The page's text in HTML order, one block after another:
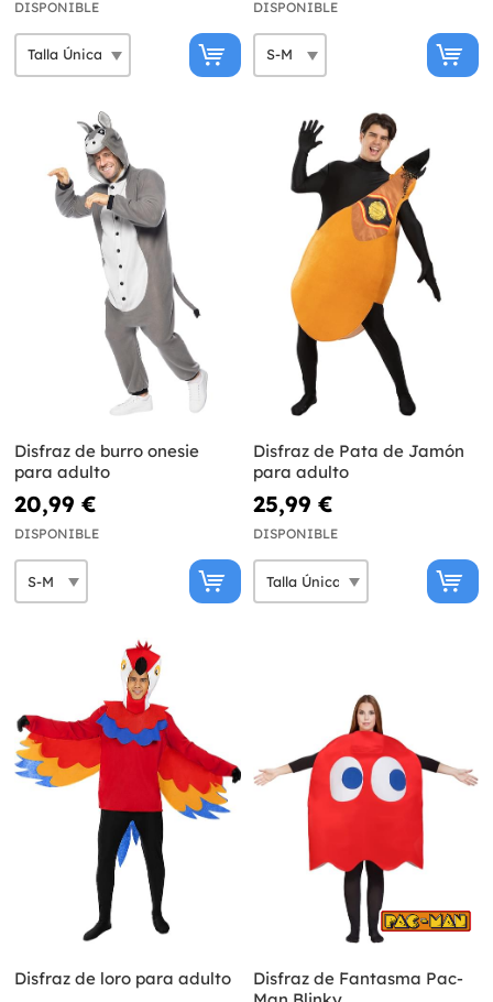
DISPONIBLE DISPONIBLE
Disfraz de burro onesie
para adulto
20,99 €
DISPONIBLE
Disfraz de Pata de Jamón
para adulto
25,99 €
DISPONIBLE
Disfraz de loro para adulto
Disfraz de Fantasma Pac-